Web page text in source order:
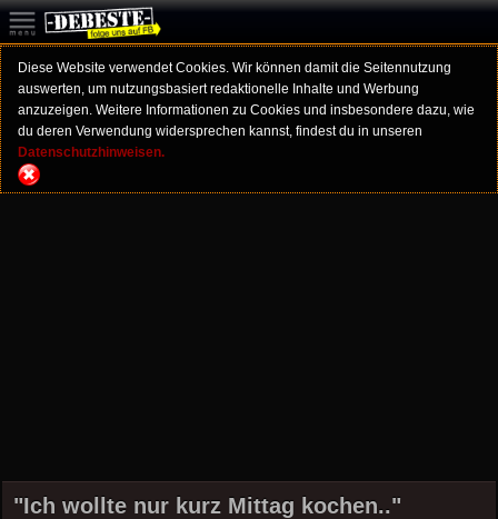
Diese Website verwendet Cookies. Wir können damit die Seitennutzung
auswerten, um nutzungsbasiert redaktionelle Inhalte und Werbung
anzuzeigen. Weitere Informationen zu Cookies und insbesondere dazu, wie
du deren Verwendung widersprechen kannst, findest du in unseren
Datenschutzhinweisen.
"Ich wollte nur kurz Mittag kochen.."